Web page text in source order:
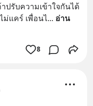
ปรับความเข้าใจกันได้
ม่แคร์ เพื่อนไ... อ่าน
8